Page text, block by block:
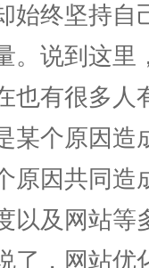
始终坚持自
。说到这里
也有很多人
某个原因造
原因共同造
以及网站等
了，网站优